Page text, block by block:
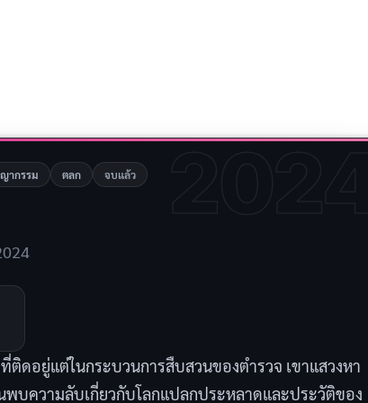
ากรรม ตลก จบแล้ว
ติดอยู่แต่ในกระบวนการสืบสวนของตำรวจ เขาแสวงหา
บความลับเกี่ยวกับโลกแปลกประหลาดและประวัติของ